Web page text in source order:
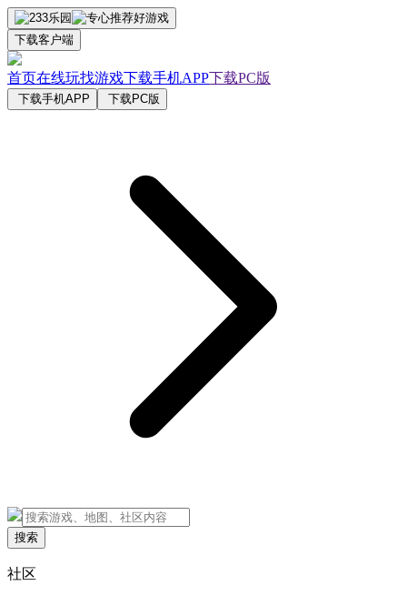
下载客户端
首页在线玩找游戏下载手机APP下载PC版
下载手机APP 下载PC版
搜索
社区